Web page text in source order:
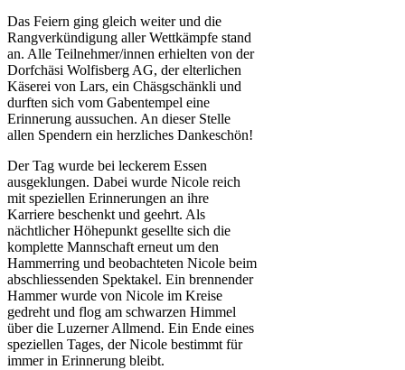
Das Feiern ging gleich weiter und die
Rangverkündigung aller Wettkämpfe stand
an. Alle Teilnehmer/innen erhielten von der
Dorfchäsi Wolfisberg AG, der elterlichen
Käserei von Lars, ein Chäsgschänkli und
durften sich vom Gabentempel eine
Erinnerung aussuchen. An dieser Stelle
allen Spendern ein herzliches Dankeschön!
Der Tag wurde bei leckerem Essen
ausgeklungen. Dabei wurde Nicole reich
mit speziellen Erinnerungen an ihre
Karriere beschenkt und geehrt. Als
nächtlicher Höhepunkt gesellte sich die
komplette Mannschaft erneut um den
Hammerring und beobachteten Nicole beim
abschliessenden Spektakel. Ein brennender
Hammer wurde von Nicole im Kreise
gedreht und flog am schwarzen Himmel
über die Luzerner Allmend. Ein Ende eines
speziellen Tages, der Nicole bestimmt für
immer in Erinnerung bleibt.